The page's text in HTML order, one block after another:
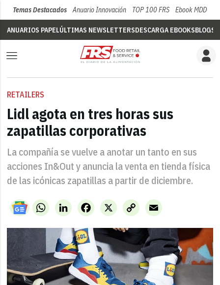
Temas Destacados Anuario Innovación TOP 100 FRS Ebook MDD
ANUARIOS PAPELÚLTIMAS NEWSLETTERSDESCARGA EBOOKSBLOGS
RETAILERS
Lidl agota en tres horas sus
zapatillas corporativas
La compañía se vuelve a anotar un tanto en sus
acciones In&Out y anuncia la venta en tienda física
de las icónicas zapatillas a partir de diciembre.
WhatsAppLinkedIn X
Facebook
Copy
Link
Email